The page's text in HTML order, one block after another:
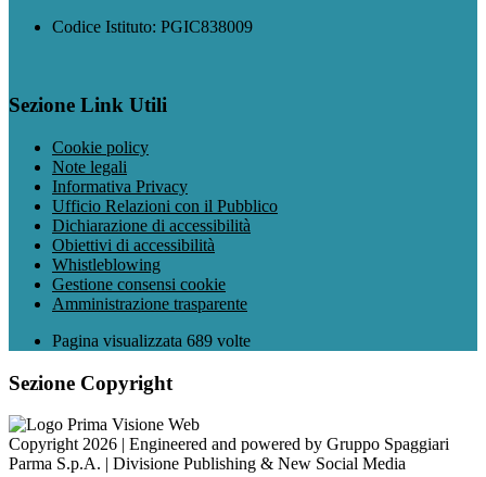
Codice Istituto: PGIC838009
Sezione Link Utili
Cookie policy
Note legali
Informativa Privacy
Ufficio Relazioni con il Pubblico
Dichiarazione di accessibilità
Obiettivi di accessibilità
Whistleblowing
Gestione consensi cookie
Amministrazione trasparente
Pagina visualizzata 689 volte
Sezione Copyright
Copyright 2026 | Engineered and powered by Gruppo Spaggiari
Parma S.p.A. | Divisione Publishing & New Social Media